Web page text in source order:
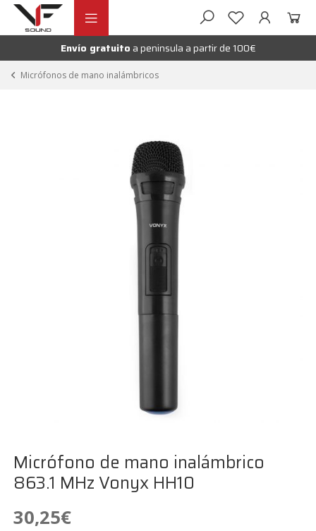
Ir
navegación
Ir
contenidoEnvío gratuito a peninsula a partir de 100€
Micrófonos de mano inalámbricos
Micrófono de mano inalámbrico
863.1 MHz Vonyx HH10
30,25€